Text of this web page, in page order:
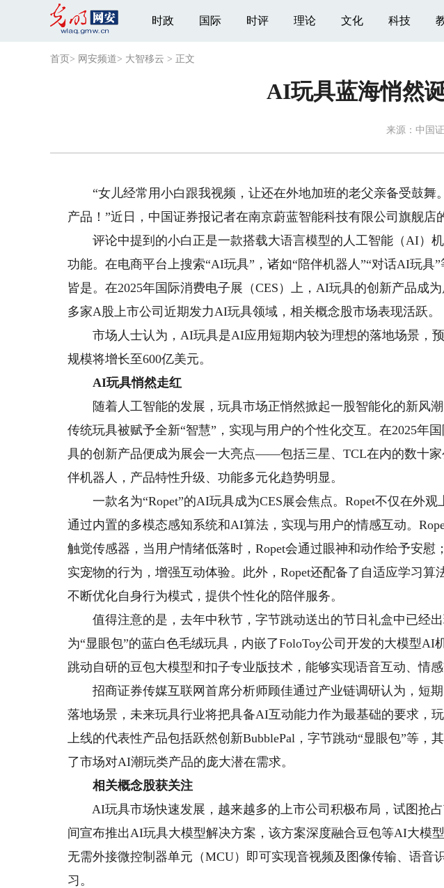
时政 国际 时评 理论 文化 科技
首页 > 网安频道> 大智移云 > 正文
AI玩具蓝海悄然
来源： 中国
“女儿经常用小白跟我视频，让还在外地加班的老父亲备受鼓舞
产品！”近日，中国证券报记者在南京蔚蓝智能科技有限公司旗舰店
评论中提到的小白正是一款搭载大语言模型的人工智能（AI）机
功能。在电商平台上搜索“AI玩具”，诸如“陪伴机器人”“对话AI玩具
皆是。在2025年国际消费电子展（CES）上，AI玩具的创新产品成
多家A股上市公司近期发力AI玩具领域，相关概念股市场表现活跃。
市场人士认为，AI玩具是AI应用短期内较为理想的落地场景，预
规模将增长至600亿美元。
AI玩具悄然走红
随着人工智能的发展，玩具市场正悄然掀起一股智能化的新风潮
传统玩具被赋予全新“智慧”，实现与用户的个性化交互。在2025年
具的创新产品便成为展会一大亮点——包括三星、TCL在内的数十
伴机器人，产品特性升级、功能多元化趋势明显。
一款名为“Ropet”的AI玩具成为CES展会焦点。Ropet不仅在外观
通过内置的多模态感知系统和AI算法，实现与用户的情感互动。
触觉传感器，当用户情绪低落时，Ropet会通过眼神和动作给予安慰
实宠物的行为，增强互动体验。此外，Ropet还配备了自适应学习算
不断优化自身行为模式，提供个性化的陪伴服务。
值得注意的是，去年中秋节，字节跳动送出的节日礼盒中已经
为“显眼包”的蓝白色毛绒玩具，内嵌了FoloToy公司开发的大模型AI
跳动自研的豆包大模型和扣子专业版技术，能够实现语音互动、情感
招商证券传媒互联网首席分析师顾佳通过产业链调研认为，短
落地场景，未来玩具行业将把具备AI互动能力作为最基础的要求，
上线的代表性产品包括跃然创新BubblePal，字节跳动“显眼包”等，
了市场对AI潮玩类产品的庞大潜在需求。
相关概念股获关注
AI玩具市场快速发展，越来越多的上市公司积极布局，试图抢占
间宣布推出AI玩具大模型解决方案，该方案深度融合豆包等AI大模
无需外接微控制器单元（MCU）即可实现音视频及图像传输、语音
习。